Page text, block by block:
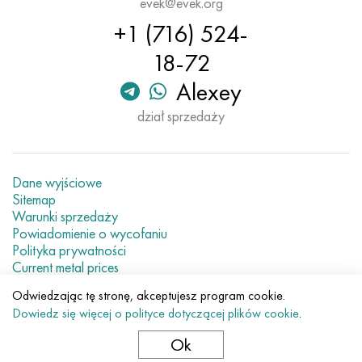
+1 (716) 524-
18-72
Alexey
dział sprzedaży
Dane wyjściowe
Sitemap
Warunki sprzedaży
Powiadomienie o wycofaniu
Polityka prywatności
Current metal prices
© 2007–2026 «Evek GmbH»
Korzystanie z zawartości strony internetowej bez
bezpośredniego odniesienia jest zabronione.
Odwiedzając tę stronę, akceptujesz program cookie.
Dowiedz się więcej o polityce dotyczącej plików cookie.
Ok
Udimet 720
40XFA, 1.7223, AISI 4142
45HN2MFA, k2425, 45hnmf